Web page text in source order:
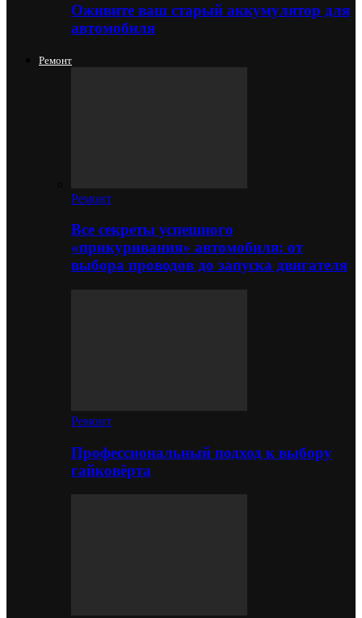
Оживите ваш старый аккумулятор для
автомобиля
Ремонт
Ремонт
Все секреты успешного
«прикуривания» автомобиля: от
выбора проводов до запуска двигателя
Ремонт
Профессиональный подход к выбору
гайковёрта